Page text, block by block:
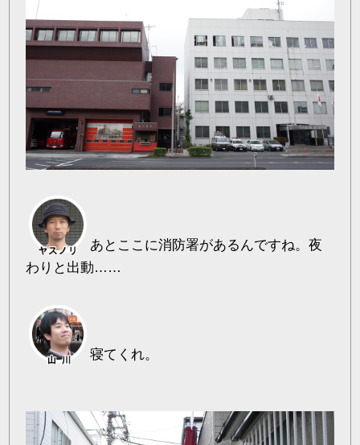
あとここに消防署があるんですね。夜
わりと出動……
寝てくれ。